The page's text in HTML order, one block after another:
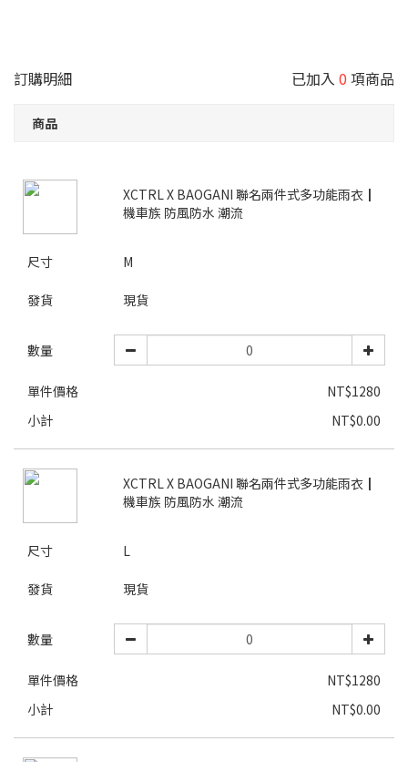
訂購明細 已加入 0 項商品
商品
XCTRL X BAOGANI 聯名兩件式多功能雨衣┃
機車族 防風防水 潮流
尺寸 M
發貨 現貨
數量
單件價格
NT$1280
小計
NT$0.00
XCTRL X BAOGANI 聯名兩件式多功能雨衣┃
機車族 防風防水 潮流
尺寸 L
發貨 現貨
數量
單件價格
NT$1280
小計
NT$0.00